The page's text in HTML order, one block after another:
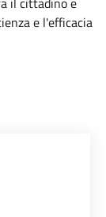
e l'efficacia